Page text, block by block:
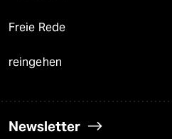
Freie Rede
reingehen
Newsletter